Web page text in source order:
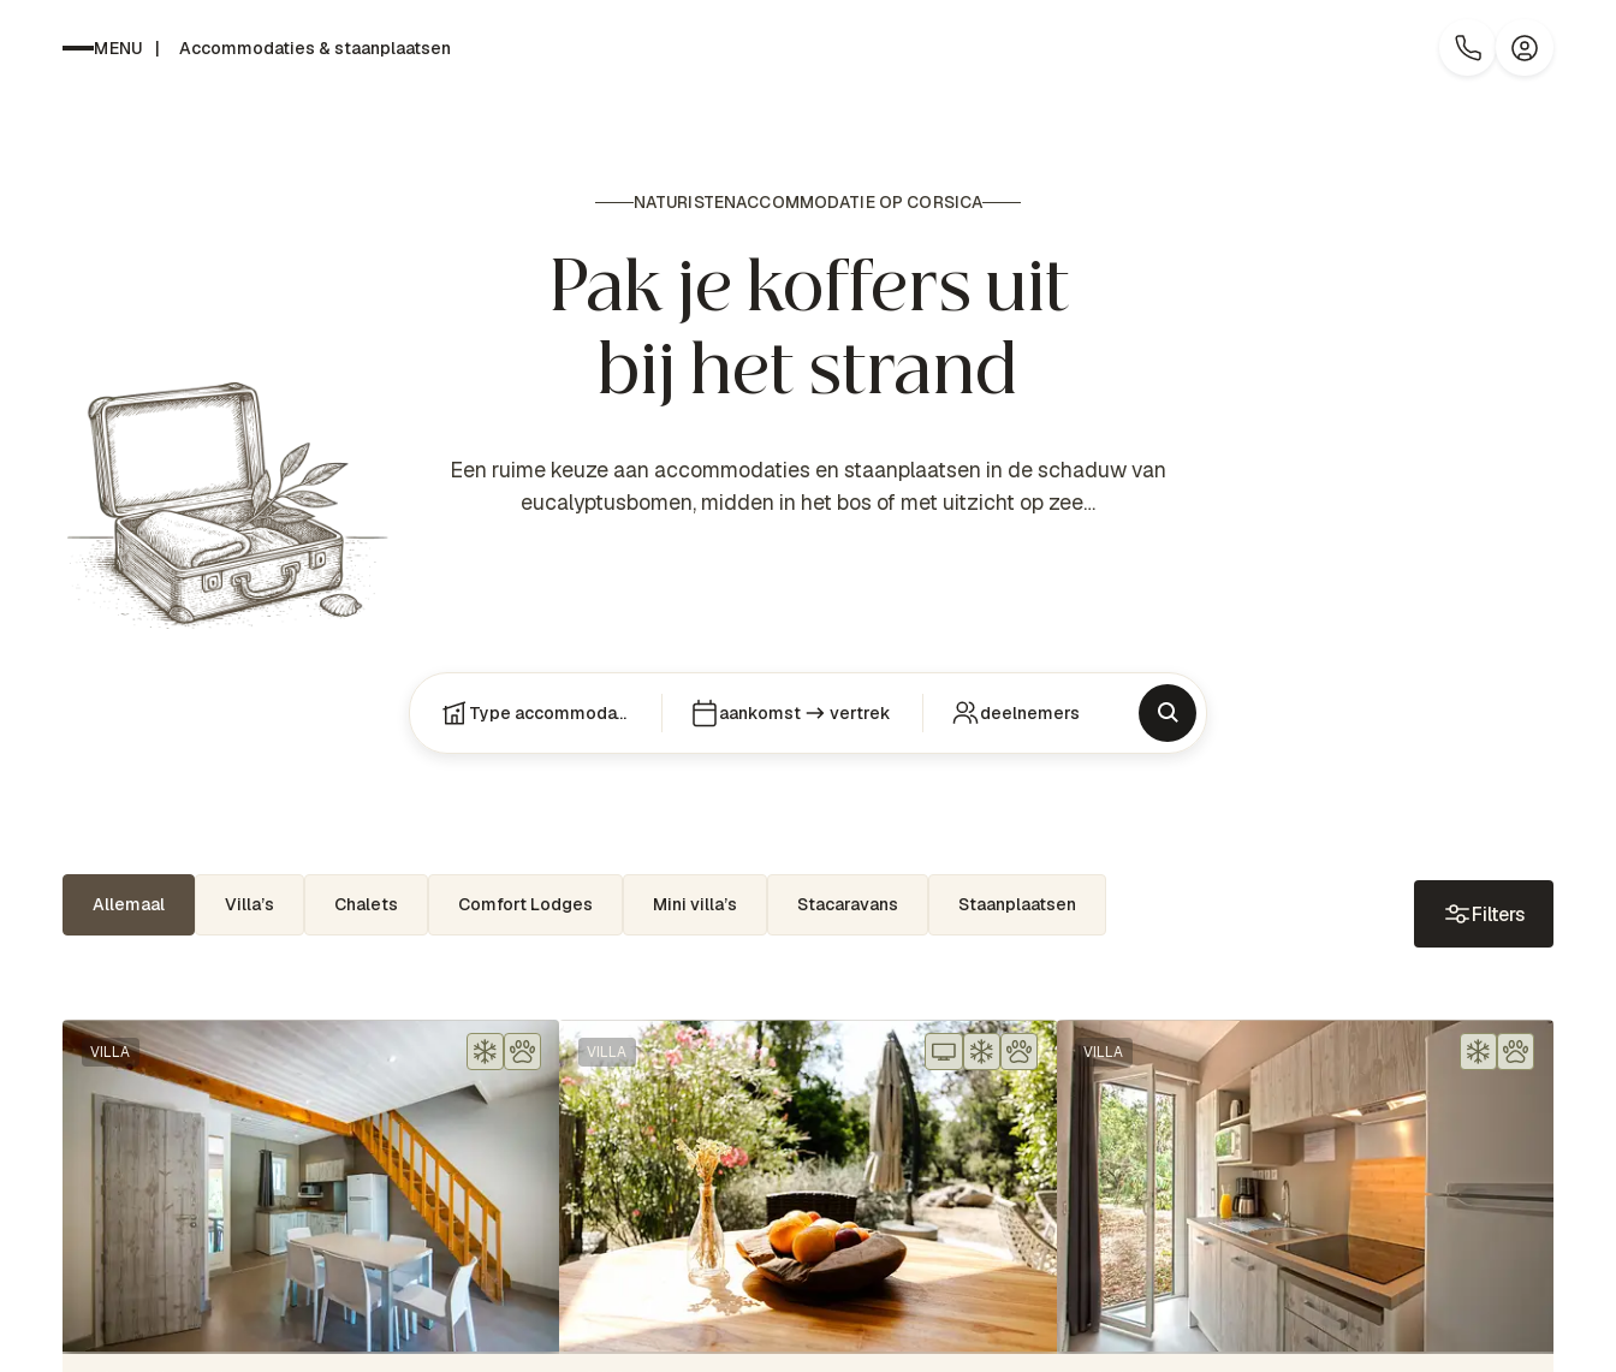
MENU | Accommodaties & staanplaatsen
NATURISTENACCOMMODATIE OP CORSICA
Pak je koffers uit
bij het strand
Een ruime keuze aan accommodaties en staanplaatsen in de schaduw van
eucalyptusbomen, midden in het bos of met uitzicht op zee…
Type accommodatie aankomst vertrek deelnemers
Allemaal Villa’s Chalets Comfort Lodges Mini villa’s Stacaravans Staanplaatsen Filters
VILLA VILLA VILLA